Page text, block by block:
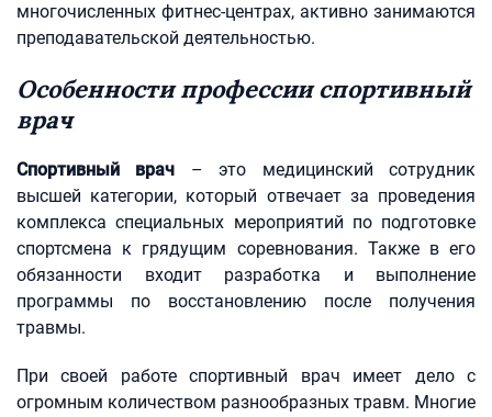
многочисленных фитнес-центрах, активно занимаются
преподавательской деятельностью.
Особенности профессии спортивный
врач
Спортивный врач – это медицинский сотрудник
высшей категории, который отвечает за проведения
комплекса специальных мероприятий по подготовке
спортсмена к грядущим соревнования. Также в его
обязанности входит разработка и выполнение
программы по восстановлению после получения
травмы.
При своей работе спортивный врач имеет дело с
огромным количеством разнообразных травм. Многие